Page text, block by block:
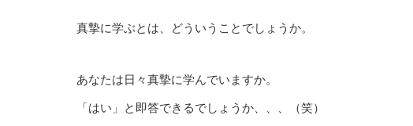
真摯に学ぶとは、どういうことでしょうか。
あなたは日々真摯に学んでいますか。
「はい」と即答できるでしょうか、、、（笑）